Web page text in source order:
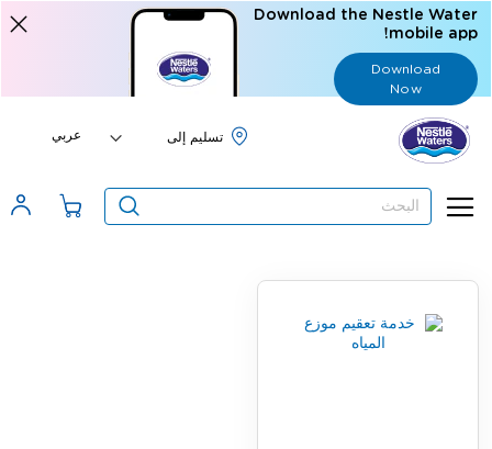
Download the Nestle Water
mobile app!
Download
Now
البحث
Language
عربي